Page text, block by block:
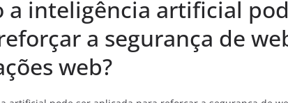
a inteligência artificial
a segurança de
web?